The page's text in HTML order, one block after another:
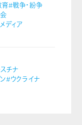
育#戦争・紛争
ディア
チナ
#ウクライナ